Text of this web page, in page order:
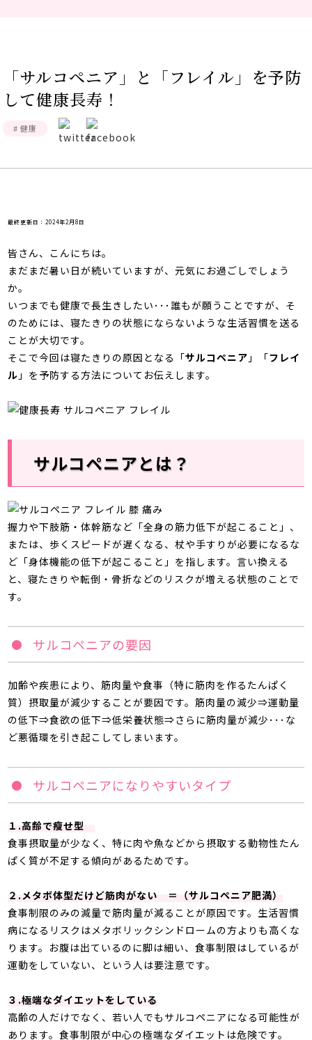
IIDA Well-being Park Project.
館内3Dマップ
「サルコペニア」と「フレイル」を予防
して健康長寿！
# 健康
最終更新日：2024年2月8日
皆さん、こんにちは。
まだまだ暑い日が続いていますが、元気にお過ごしでしょう
か。
いつまでも健康で長生きしたい･･･誰もが願うことですが、そ
のためには、寝たきりの状態にならないような生活習慣を送る
ことが大切です。
そこで今回は寝たきりの原因となる「サルコペニア 」「フレイ
ル 」を予防する方法についてお伝えします。
サルコペニアとは？
握力や下肢筋・体幹筋など「全身の筋力低下が起こること」、
または、歩くスピードが遅くなる、杖や手すりが必要になるな
ど「身体機能の低下が起こること」を指します。言い換える
と、寝たきりや転倒・骨折などのリスクが増える状態のことで
す。
サルコペニアの要因
加齢や疾患により、筋肉量や食事（特に筋肉を作るたんぱく
質）摂取量が減少することが要因です。筋肉量の減少⇒運動量
の低下⇒食欲の低下⇒低栄養状態⇒さらに筋肉量が減少･･･な
ど悪循環を引き起こしてしまいます。
サルコペニアになりやすいタイプ
１.高齢で瘦せ型
食事摂取量が少なく、特に肉や魚などから摂取する動物性たん
ぱく質が不足する傾向があるためです。
２.メタボ体型だけど筋肉がない ＝（サルコペニア肥満）
食事制限のみの減量で筋肉量が減ることが原因です。生活習慣
病になるリスクはメタボリックシンドロームの方よりも高くな
ります。お腹は出ているのに脚は細い、食事制限はしているが
運動をしていない、という人は要注意です。
３.極端なダイエットをしている
高齢の人だけでなく、若い人でもサルコペニアになる可能性が
あります。食事制限が中心の極端なダイエットは危険です。